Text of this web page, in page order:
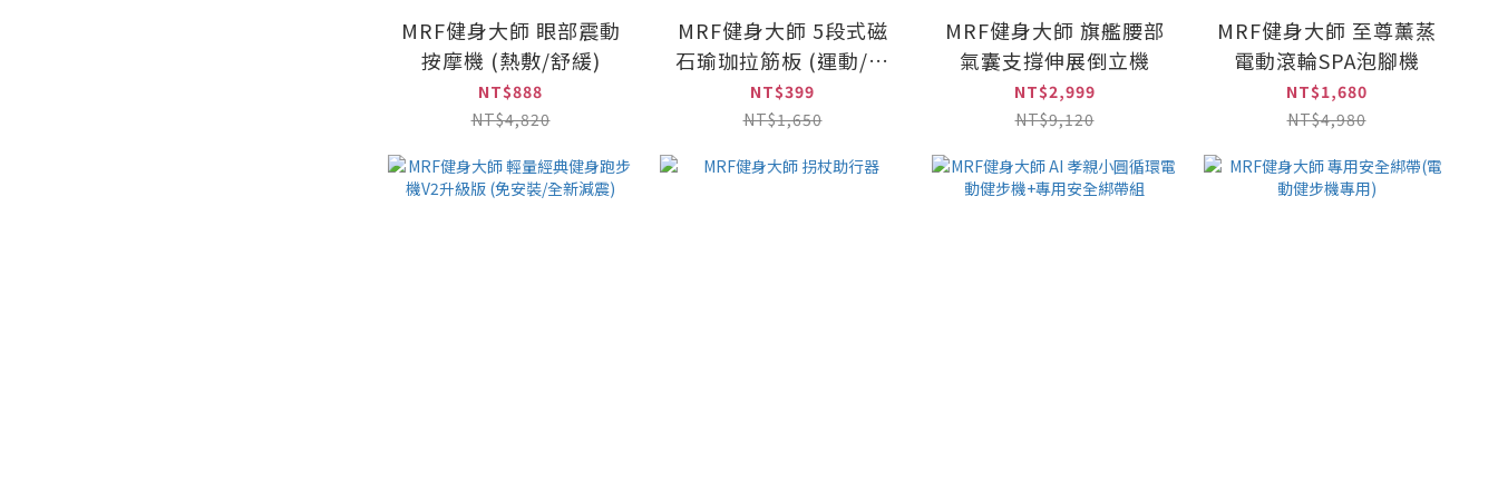
MRF健身大師 眼部震動
按摩機 (熱敷/舒緩)
NT$888
NT$4,820
MRF健身大師 5段式磁
石瑜珈拉筋板 (運動/按
摩/伸展)
NT$399
NT$1,650
MRF健身大師 旗艦腰部
氣囊支撐伸展倒立機
NT$2,999
NT$9,120
MRF健身大師 至尊薰蒸
電動滾輪SPA泡腳機
NT$1,680
NT$4,980